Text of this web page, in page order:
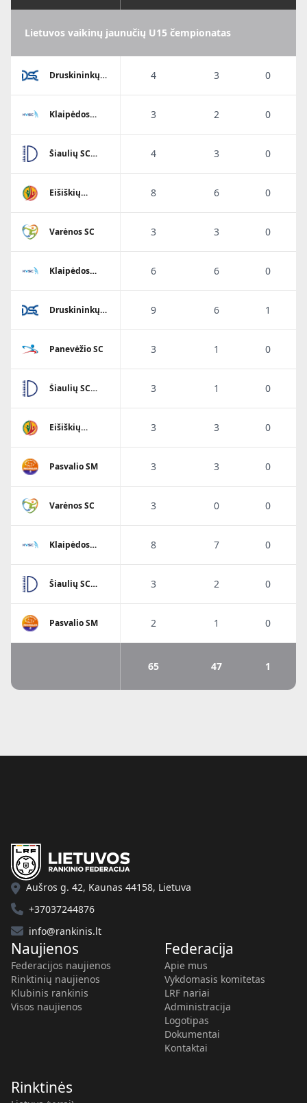
Lietuvos vaikinų jaunučių U15 čempionatas
Druskininkų
4 3 0
Klaipėdos
3 2 0
Šiaulių SC
4 3 0
Eišiškių
SM
8 6 0
Varėnos SC 3 3 0
Klaipėdos
6 6 0
Druskininkų
9 6 1
Panevėžio SC 3 1 0
Šiaulių SC
3 1 0
Eišiškių
SM
3 3 0
Pasvalio SM 3 3 0
Varėnos SC 3 0 0
Klaipėdos
8 7 0
Šiaulių SC
3 2 0
Pasvalio SM 2 1 0
65 47 1
Aušros g. 42, Kaunas 44158, Lietuva
+37037244876
info@rankinis.lt
Naujienos
Federacijos naujienos
Rinktinių naujienos
Klubinis rankinis
Visos naujienos
Federacija
Apie mus
Vykdomasis komitetas
LRF nariai
Administracija
Logotipas
Dokumentai
Kontaktai
Rinktinės